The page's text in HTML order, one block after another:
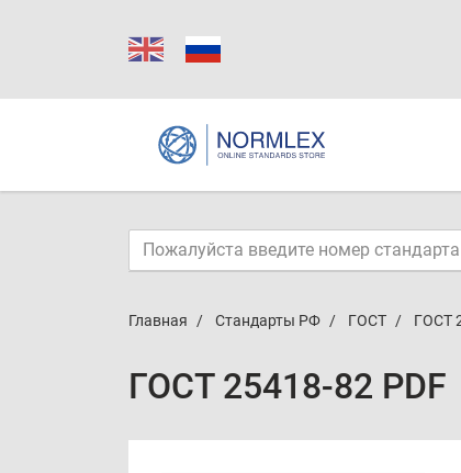
Главная Стандарты РФ ГОСТ ГОСТ
ГОСТ 25418-82 PDF